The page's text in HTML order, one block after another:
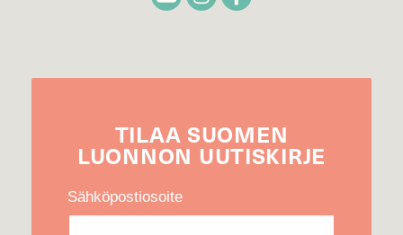
TILAA SUOMEN
LUONNON UUTIS­KIRJE
Sähköpostiosoite